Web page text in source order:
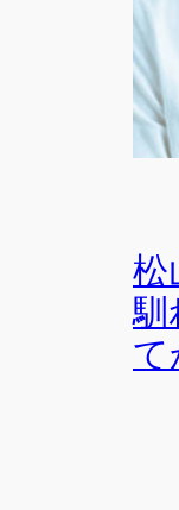
松
馴
て